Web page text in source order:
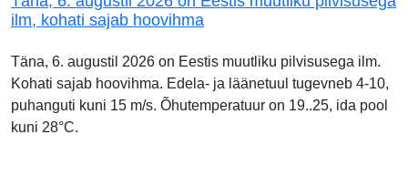
ilm, kohati sajab hoovihma
Täna, 6. augustil 2026 on Eestis muutliku pilvisusega ilm.
Kohati sajab hoovihma. Edela- ja läänetuul tugevneb 4-10,
puhanguti kuni 15 m/s. Õhutemperatuur on 19..25, ida pool
kuni 28°C.